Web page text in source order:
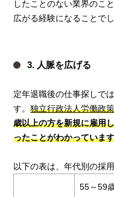
したことのない業界のこ
広がる経験になることでし
3. 人脈を広げる
定年退職後の仕事探しで
す。独立行政法人労働政
歳以上の方を新規に雇用
ったことがわかっていま
以下の表は、年代別の採
55～59